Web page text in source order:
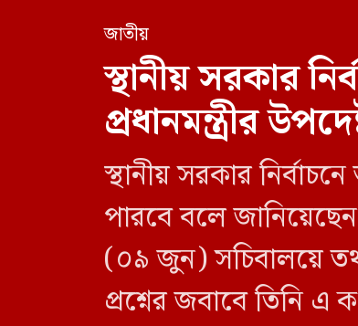
জাতীয়
স্থানীয় সরকার
প্রধানমন্ত্রীর
স্থানীয় সরকার
পারবে বলে
(০৯ জুন) সচিবালয়ে
প্রশ্নের জবাবে তিনি এ